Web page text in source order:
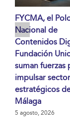
FYCMA, el
Nacional de
Contenidos
Fundación
suman fuerzas
impulsar
estratégicos
Málaga
5 agosto, 2026